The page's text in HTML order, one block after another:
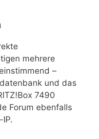
mehrere
–
und das
7490
Forum ebenfalls
IP.